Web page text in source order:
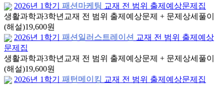
2026년 1학기
패션마케팅 교재 전 범위 출제예상문제집
생활과학과3학년 교재 전 범위 출제예상문제 + 문제상세풀이
(해설)19,600원
2026년 1학기
패션일러스트레이션 교재 전 범위 출제예상
문제집
생활과학과3학년 교재 전 범위 출제예상문제 + 문제상세풀이
(해설)19,600원
2026년 1학기
패턴메이킹 교재 전 범위 출제예상문제집